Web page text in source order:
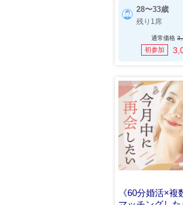
28〜33歳
残り1席
通常価格
初参加
《60分婚活×複